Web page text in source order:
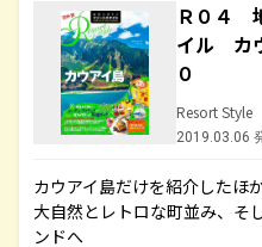
Ｒ０４
イル カ
０
Resort Style
2019.03.06
カウアイ島だけを紹介したほ
大自然とレトロな町並み、そ
ンドへ